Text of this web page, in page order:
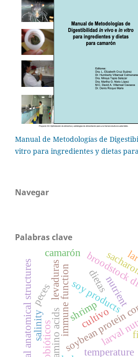
Manual de Metodologías de
vitro para ingredientes y dietas
Navegar
Palabras clave
soy products
soybean
shrimp
amino acids
nutrient
immune function larval
probióticos
oral anatomical structures temperature
salinity
levaduras
peces
dietas
camarón
cultivo